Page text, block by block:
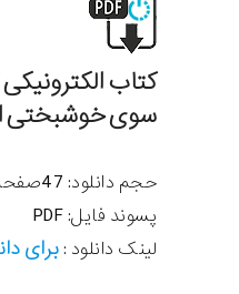
سوی خوشبختی
حجم دانلود: 47صفحه– 3.29MB
پسوند فایل: PDF
لینک دانلود :برای